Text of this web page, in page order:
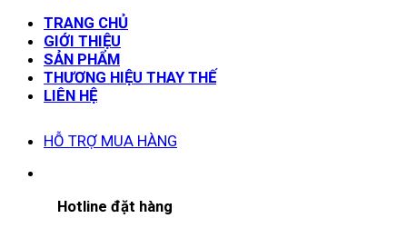
TRANG CHỦ
GIỚI THIỆU
SẢN PHẨM
THƯƠNG HIỆU THAY THẾ
LIÊN HỆ
HỖ TRỢ MUA HÀNG
Hotline đặt hàng